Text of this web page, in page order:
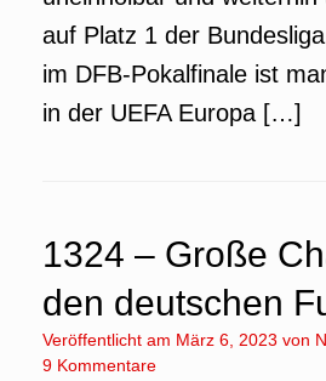
auf Platz 1 der
im DFB-Pokalfinale ist
in der UEFA Europa […]
1324 – Große
den deutschen
Veröffentlicht am März 6, 2023 von
9 Kommentare